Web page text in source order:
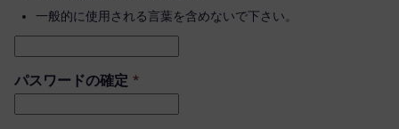
一般的に使用される言葉を含めないで下さい。
パスワードの確定 *